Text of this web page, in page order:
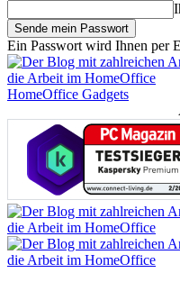
Ein Passwort wird Ihnen per
HomeOffice Gadgets